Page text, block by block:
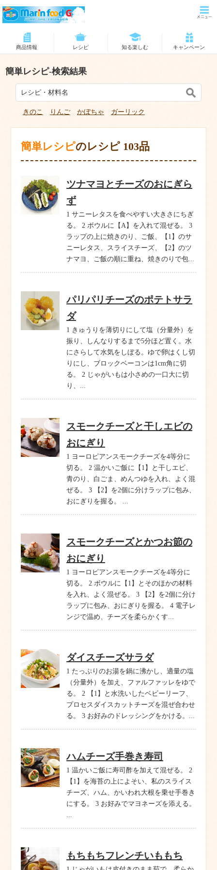
商品情報 レシピ 知る楽しむ キャンペーン
簡単レシピ-検索結果
きのこ りんご かぼちゃ ガーリック
簡単レシピのレシピ 103品
ツナマヨとチーズのおにぎら
ず
1 サニーレタスを食べやすい大きさにちぎ
る。 2 ボウルに【A】を入れて混ぜる。 3
ラップの上に焼きのり、ご飯、【1】のサ
ニーレタス、スライスチーズ、【2】のツ
ナマヨ、ご飯の順に重ね、焼きのりで包...
パリパリチーズのポテトサラ
ダ
1 きゅうりを薄切りにして塩（分量外）を
振り、しんなりするまで5分ほど置く。水
にさらして水気をしぼる。ゆで卵はくし切
りにし、ブロックベーコンは1cm角に切
る。 2 じゃがいもは小さめの一口大に切
り、...
スモークチーズと干しエビの
おにぎり
1 ヨーロピアンスモークチーズを4等分に
切る。 2 温かいご飯に【1】と干しエビ、
青のり、白ごま、めんつゆを入れ、よく混
ぜる。 3 【2】を2個に分けラップに包み、
おにぎりを握る。 ...
スモークチーズとかつお節の
おにぎり
1 ヨーロピアンスモークチーズを4等分に
切る。 2 ボウルに【1】とそのほかの材料
を入れ、よく混ぜる。 3 【2】を2個に分け
ラップに包み、おにぎりを握る。 4 電子レ
ンジで温め、チーズを柔らかくす...
ダイスチーズサラダ
1 たっぷりのお湯を鍋に沸かし、適量の塩
（分量外）を加え、ファルファッレをゆで
る。 2 【1】と水洗いしたベビーリーフ、
プロセスダイスカットチーズを混ぜ合わせ
る。 3 お好みのドレッシングをかける。...
ハムチーズ手巻き寿司
1 温かいご飯に寿司酢を加えて混ぜる。 2
【1】を海苔の上によそい、私のスライス
チーズ、ハム、かいわれ大根を乗せ手巻き
にする。 3 お好みでマヨネーズを添える。
...
もちもちフレンチいももち